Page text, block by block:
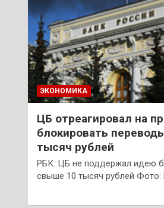
ЭКОНОМИКА
ЦБ отреагировал на
блокировать
тысяч рублей
РБК: ЦБ не поддержал идею
свыше 10 тысяч рублей